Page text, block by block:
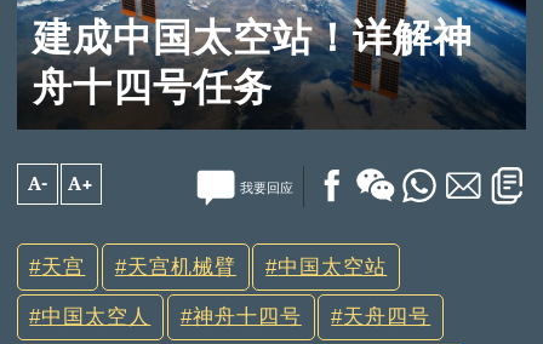
建成中国太空站！详解神
舟十四号任务
A- A+ 我要回应
天宫 天宫机械臂 中国太空站
中国太空人 神舟十四号 天舟四号